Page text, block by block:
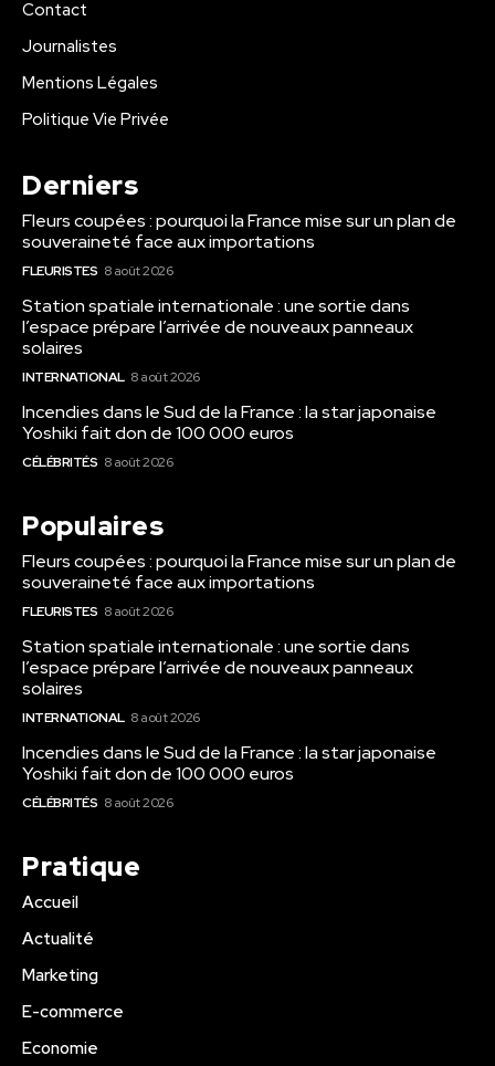
Contact
Journalistes
Mentions Légales
Politique Vie Privée
Derniers
Fleurs coupées : pourquoi la France mise sur un plan de
souveraineté face aux importations
FLEURISTES 8 août 2026
Station spatiale internationale : une sortie dans
l’espace prépare l’arrivée de nouveaux panneaux
solaires
INTERNATIONAL 8 août 2026
Incendies dans le Sud de la France : la star japonaise
Yoshiki fait don de 100 000 euros
CÉLÉBRITÉS 8 août 2026
Populaires
Fleurs coupées : pourquoi la France mise sur un plan de
souveraineté face aux importations
FLEURISTES 8 août 2026
Station spatiale internationale : une sortie dans
l’espace prépare l’arrivée de nouveaux panneaux
solaires
INTERNATIONAL 8 août 2026
Incendies dans le Sud de la France : la star japonaise
Yoshiki fait don de 100 000 euros
CÉLÉBRITÉS 8 août 2026
Pratique
Accueil
Actualité
Marketing
E-commerce
Economie